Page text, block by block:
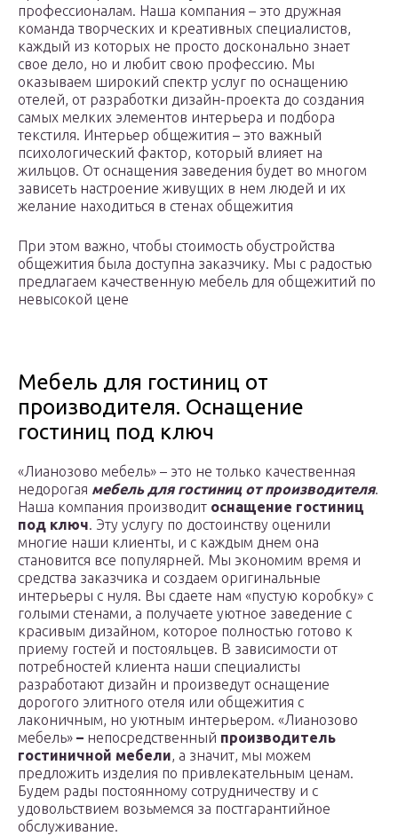
профессионалам. Наша компания – это дружная
команда творческих и креативных специалистов,
каждый из которых не просто досконально знает
свое дело, но и любит свою профессию. Мы
оказываем широкий спектр услуг по оснащению
отелей, от разработки дизайн-проекта до создания
самых мелких элементов интерьера и подбора
текстиля. Интерьер общежития – это важный
психологический фактор, который влияет на
жильцов. От оснащения заведения будет во многом
зависеть настроение живущих в нем людей и их
желание находиться в стенах общежития
При этом важно, чтобы стоимость обустройства
общежития была доступна заказчику. Мы с радостью
предлагаем качественную мебель для общежитий по
невысокой цене
Мебель для гостиниц от
производителя. Оснащение
гостиниц под ключ
«Лианозово мебель» – это не только качественная
недорогая мебель для гостиниц от производителя.
Наша компания производит оснащение гостиниц
под ключ. Эту услугу по достоинству оценили
многие наши клиенты, и с каждым днем она
становится все популярней. Мы экономим время и
средства заказчика и создаем оригинальные
интерьеры с нуля. Вы сдаете нам «пустую коробку» с
голыми стенами, а получаете уютное заведение с
красивым дизайном, которое полностью готово к
приему гостей и постояльцев. В зависимости от
потребностей клиента наши специалисты
разработают дизайн и произведут оснащение
дорогого элитного отеля или общежития с
лаконичным, но уютным интерьером. «Лианозово
мебель» – непосредственный производитель
гостиничной мебели, а значит, мы можем
предложить изделия по привлекательным ценам.
Будем рады постоянному сотрудничеству и с
удовольствием возьмемся за постгарантийное
обслуживание.